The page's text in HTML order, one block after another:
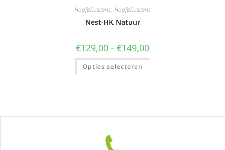
Hoofdkussens, Hoofdkussens
Nest-HK Natuur
€129,00 - €149,00
Opties selecteren